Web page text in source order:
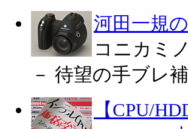
河田一規
コニカミ
－ 待望の手ブレ
【CPU/